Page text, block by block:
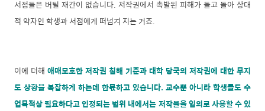
서점들은 버틸 재간이 없습니다. 저작권에서 촉발된 피해가 돌고 돌아 상대
적 약자인 학생과 서점에게 떠넘겨 지는 거죠.
이에 더해 애매모호한 저작권 침해 기준과 대학 당국의 저작권에 대한 무지
도 상황을 복잡하게 하는데 한몫하고 있습니다. 교수뿐 아니라 학생들도 수
업목적상 필요하다고 인정되는 범위 내에서는 저작물을 임의로 사용할 수 있